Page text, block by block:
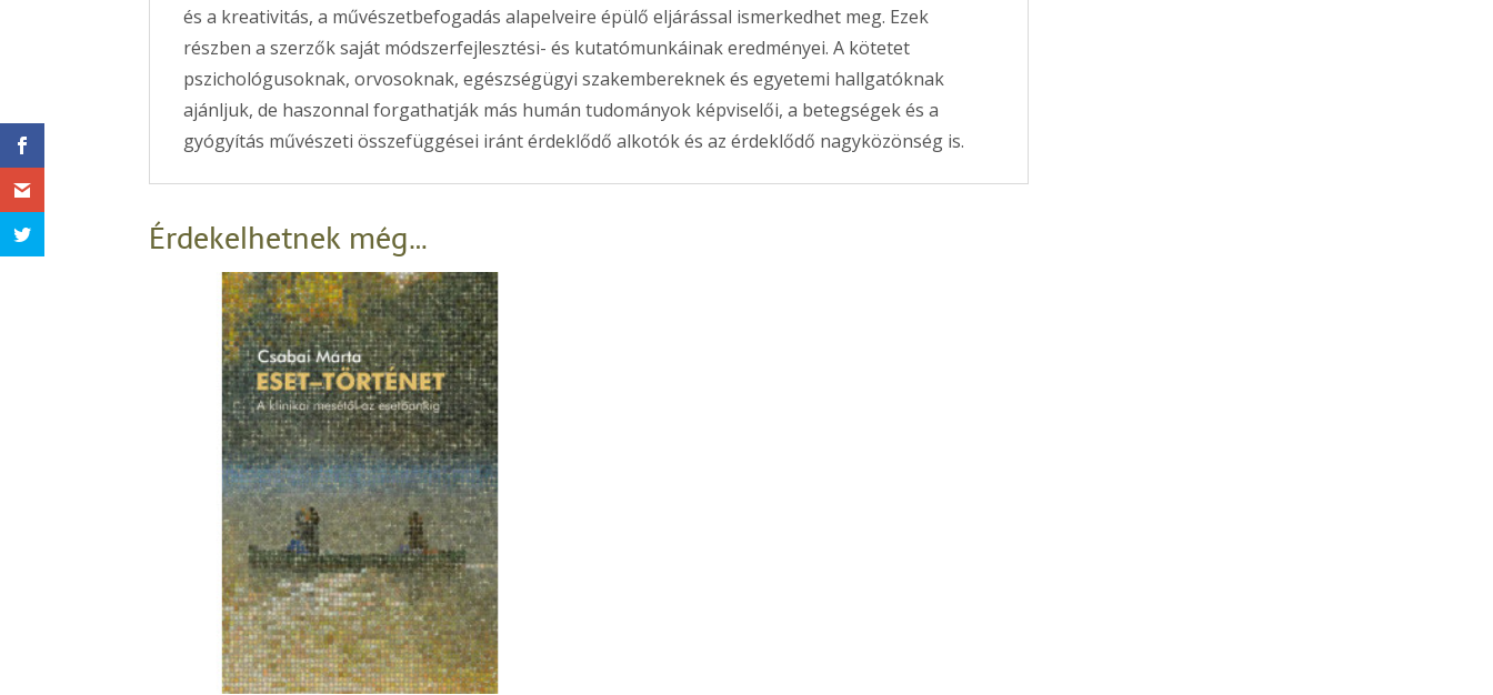
és a kreativitás, a művészetbefogadás alapelveire épülő eljárással ismerkedhet meg. Ezek
részben a szerzők saját módszerfejlesztési- és kutatómunkáinak eredményei. A kötetet
pszichológusoknak, orvosoknak, egészségügyi szakembereknek és egyetemi hallgatóknak
ajánljuk, de haszonnal forgathatják más humán tudományok képviselői, a betegségek és a
gyógyítás művészeti összefüggései iránt érdeklődő alkotók és az érdeklődő nagyközönség is.
Érdekelhetnek még…